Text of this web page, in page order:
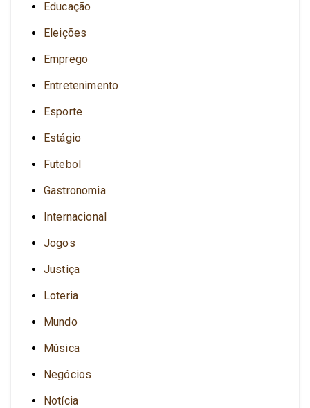
Educação
Eleições
Emprego
Entretenimento
Esporte
Estágio
Futebol
Gastronomia
Internacional
Jogos
Justiça
Loteria
Mundo
Música
Negócios
Notícia